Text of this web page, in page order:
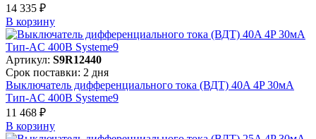
14 335 ₽
В корзинy
Артикул: S9R12440
Срок поставки: 2 дня
Выключатель дифференциального тока (ВДТ) 40A 4P 30мА
Тип-AC 400В Systeme9
11 468 ₽
В корзинy